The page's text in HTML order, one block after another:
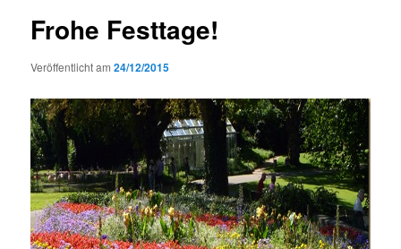
Frohe Festtage!
Veröffentlicht am24/12/2015